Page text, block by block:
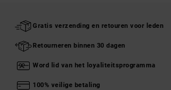
Gratis verzending en retouren voor leden
Retourneren binnen 30 dagen
Word lid van het loyaliteitsprogramma
100% veilige betaling